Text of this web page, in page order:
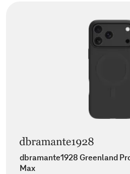
dbramante1928 Greenland
Max